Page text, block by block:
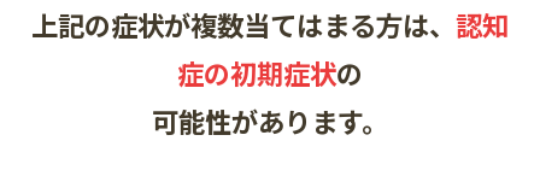
上記の症状が複数当てはまる方は、 認知
症の初期症状の
可能性があります。